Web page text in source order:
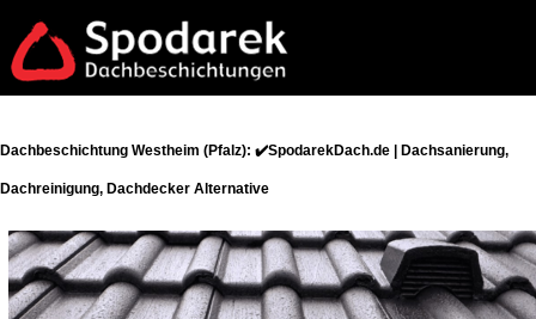
Dachbeschichtung Westheim (Pfalz): ✔️SpodarekDach.de | Dachsanierung,
Dachreinigung, Dachdecker Alternative